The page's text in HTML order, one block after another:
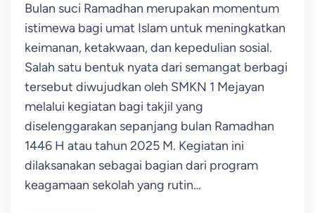
Bulan suci Ramadhan merupakan momentum
istimewa bagi umat Islam untuk meningkatkan
keimanan, ketakwaan, dan kepedulian sosial.
Salah satu bentuk nyata dari semangat berbagi
tersebut diwujudkan oleh SMKN 1 Mejayan
melalui kegiatan bagi takjil yang
diselenggarakan sepanjang bulan Ramadhan
1446 H atau tahun 2025 M. Kegiatan ini
dilaksanakan sebagai bagian dari program
keagamaan sekolah yang rutin…